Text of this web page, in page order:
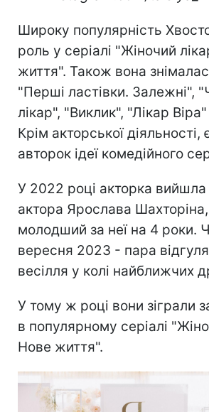
Широку популярність
роль у серіалі "Жіночий
життя". Також вона
"Перші ластівки. Залежні",
лікар", "Виклик", "Лікар
Крім акторської діяльності,
авторок ідеї комедійного
У 2022 році акторка вийшла
актора Ярослава
молодший за неї на 4 роки.
вересня 2023 - пара
весілля у колі найближчих
У тому ж році вони зіграли
в популярному серіалі
Нове життя".